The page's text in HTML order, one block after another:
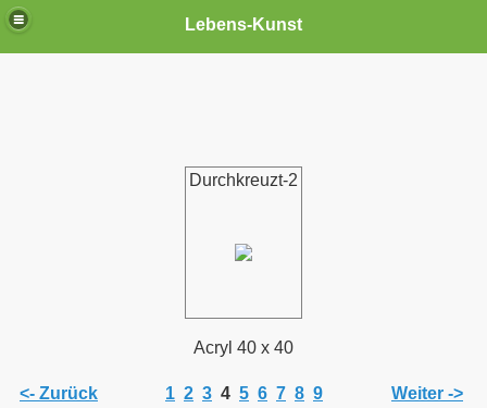
Lebens-Kunst
Durchkreuzt-2
Acryl 40 x 40
<- Zurück 1 2 3 4 5 6 7 8 9 Weiter ->